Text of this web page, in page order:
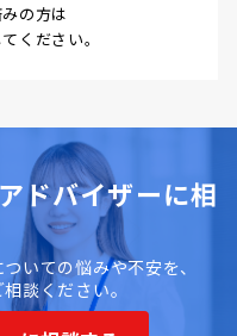
の方は
てください。
ドバイザーに相
いての悩みや不安を、
談ください。